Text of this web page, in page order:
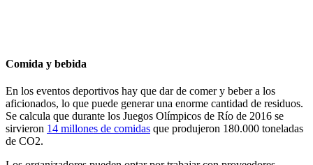
Comida y bebida
En los eventos deportivos hay que dar de comer y beber a los
aficionados, lo que puede generar una enorme cantidad de residuos.
Se calcula que durante los Juegos Olímpicos de Río de 2016 se
sirvieron 14 millones de comidas que produjeron 180.000 toneladas
de CO2.